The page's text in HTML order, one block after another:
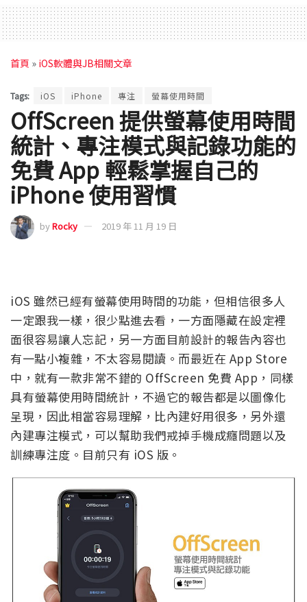
首頁 » iOS軟體與JB相關文章
Tags: iOS iPhone 專注 螢幕使用時間
OffScreen 提供螢幕使用時間
統計、專注模式與記錄功能的
免費 App 輕鬆掌握自己的
iPhone 使用習慣
byRocky 2019 年 11 月 19 日
iOS 雖然已經有螢幕使用時間的功能，但相信很多人
一定跟我一樣，很少點進去看，一方面隱藏在設定裡
面很容易讓人忘記，另一方面目前設計的報告內容也
有一點小複雜，不太容易閱讀。而最近在 App Store
中，就有一款非常不錯的 OffScreen 免費 App，同樣
具有螢幕使用時間統計，不過它的報告都是以圖像化
呈現，因此相當容易理解，比內建好用很多，另外還
內建專注模式，可以幫助我們戒掉手機成癮問題以及
訓練專注度。目前只有 iOS 版。